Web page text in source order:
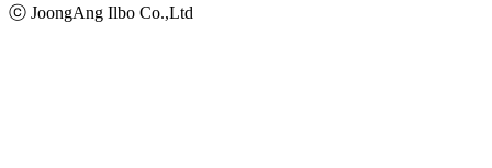
ⓒ JoongAng Ilbo Co.,Ltd